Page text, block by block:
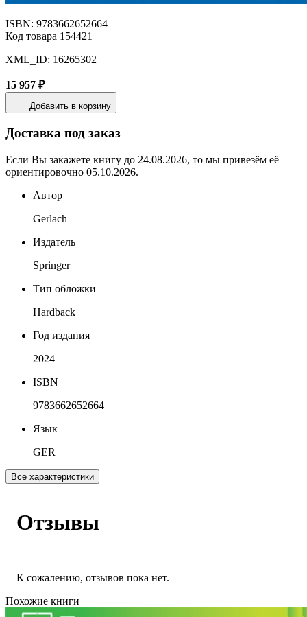
ISBN: 9783662652664
Код товара 154421
XML_ID: 16265302
15 957 ₽
Добавить в корзину
Доставка под заказ
Если Вы закажете книгу до 24.08.2026, то мы привезём её
ориентировочно 05.10.2026.
Автор
Gerlach
Издатель
Springer
Тип обложки
Hardback
Год издания
2024
ISBN
9783662652664
Язык
GER
Все характеристики
Отзывы
К сожалению, отзывов пока нет.
Похожие книги